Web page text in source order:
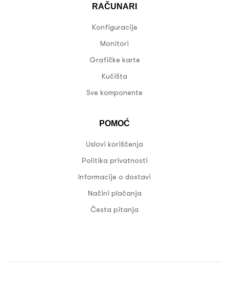
RAČUNARI
Konfiguracije
Monitori
Grafičke karte
Kućišta
Sve komponente
POMOĆ
Uslovi korišćenja
Politika privatnosti
Informacije o dostavi
Načini plaćanja
Česta pitanja